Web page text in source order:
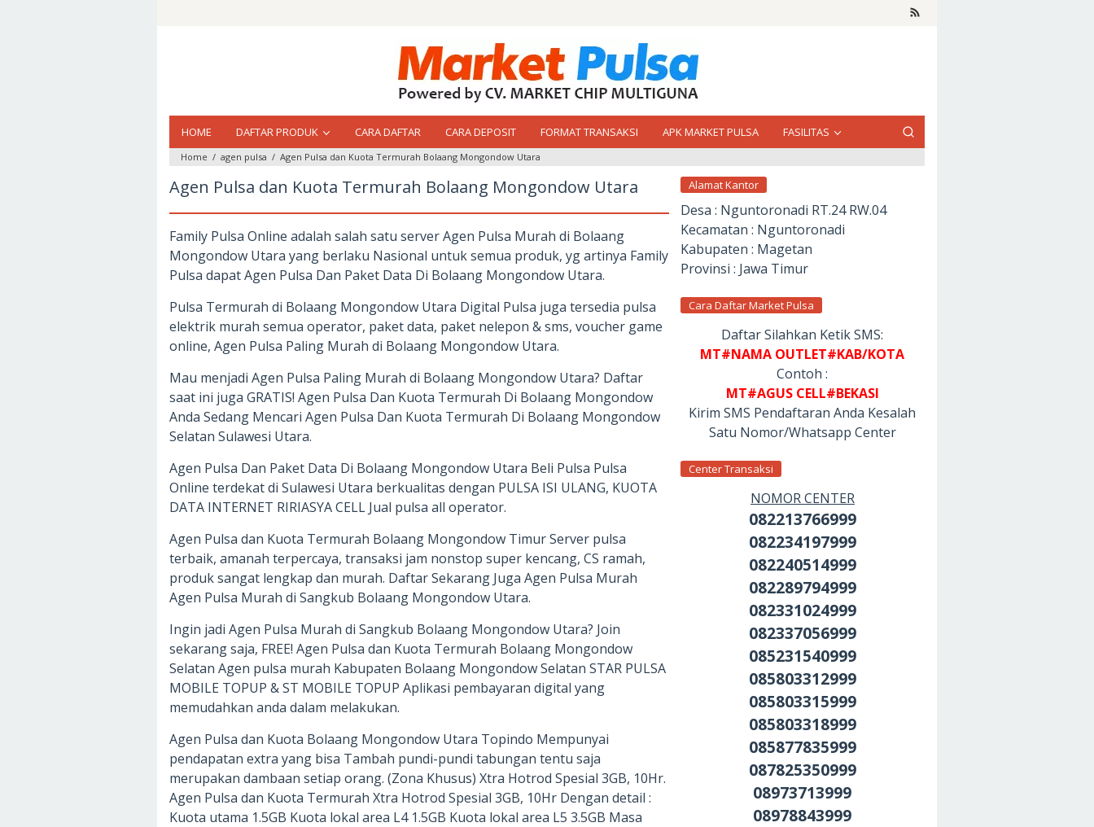
HOME DAFTAR PRODUK CARA DAFTAR CARA DEPOSIT FORMAT TRANSAKSI APK MARKET PULSA FASILITAS
Home / agen pulsa / Agen Pulsa dan Kuota Termurah Bolaang Mongondow Utara
Agen Pulsa dan Kuota Termurah Bolaang Mongondow Utara
Family Pulsa Online adalah salah satu server Agen Pulsa Murah di Bolaang
Mongondow Utara yang berlaku Nasional untuk semua produk, yg artinya Family
Pulsa dapat Agen Pulsa Dan Paket Data Di Bolaang Mongondow Utara.
Pulsa Termurah di Bolaang Mongondow Utara Digital Pulsa juga tersedia pulsa
elektrik murah semua operator, paket data, paket nelepon & sms, voucher game
online, Agen Pulsa Paling Murah di Bolaang Mongondow Utara.
Mau menjadi Agen Pulsa Paling Murah di Bolaang Mongondow Utara? Daftar
saat ini juga GRATIS! Agen Pulsa Dan Kuota Termurah Di Bolaang Mongondow
Anda Sedang Mencari Agen Pulsa Dan Kuota Termurah Di Bolaang Mongondow
Selatan Sulawesi Utara.
Agen Pulsa Dan Paket Data Di Bolaang Mongondow Utara Beli Pulsa Pulsa
Online terdekat di Sulawesi Utara berkualitas dengan PULSA ISI ULANG, KUOTA
DATA INTERNET RIRIASYA CELL Jual pulsa all operator.
Agen Pulsa dan Kuota Termurah Bolaang Mongondow Timur Server pulsa
terbaik, amanah terpercaya, transaksi jam nonstop super kencang, CS ramah,
produk sangat lengkap dan murah. Daftar Sekarang Juga Agen Pulsa Murah
Agen Pulsa Murah di Sangkub Bolaang Mongondow Utara.
Ingin jadi Agen Pulsa Murah di Sangkub Bolaang Mongondow Utara? Join
sekarang saja, FREE! Agen Pulsa dan Kuota Termurah Bolaang Mongondow
Selatan Agen pulsa murah Kabupaten Bolaang Mongondow Selatan STAR PULSA
MOBILE TOPUP & ST MOBILE TOPUP Aplikasi pembayaran digital yang
memudahkan anda dalam melakukan.
Agen Pulsa dan Kuota Bolaang Mongondow Utara Topindo Mempunyai
pendapatan extra yang bisa Tambah pundi-pundi tabungan tentu saja
merupakan dambaan setiap orang. (Zona Khusus) Xtra Hotrod Spesial 3GB, 10Hr.
Agen Pulsa dan Kuota Termurah Xtra Hotrod Spesial 3GB, 10Hr Dengan detail :
Kuota utama 1.5GB Kuota lokal area L4 1.5GB Kuota lokal area L5 3.5GB Masa
Alamat Kantor
Desa : Nguntoronadi RT.24 RW.04
Kecamatan : Nguntoronadi
Kabupaten : Magetan
Provinsi : Jawa Timur
Cara Daftar Market Pulsa
Daftar Silahkan Ketik SMS:
MT#NAMA OUTLET#KAB/KOTA
Contoh :
MT#AGUS CELL#BEKASI
Kirim SMS Pendaftaran Anda Kesalah
Satu Nomor/Whatsapp Center
Center Transaksi
NOMOR CENTER
082213766999
082234197999
082240514999
082289794999
082331024999
082337056999
085231540999
085803312999
085803315999
085803318999
085877835999
087825350999
08973713999
08978843999